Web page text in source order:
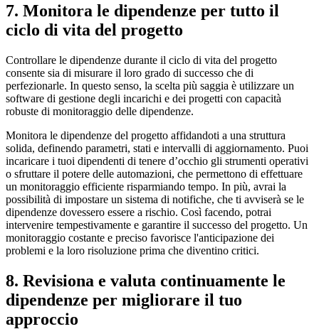
7. Monitora le dipendenze per tutto il
ciclo di vita del progetto
Controllare le dipendenze durante il ciclo di vita del progetto
consente sia di misurare il loro grado di successo che di
perfezionarle. In questo senso, la scelta più saggia è utilizzare un
software di gestione degli incarichi e dei progetti con capacità
robuste di monitoraggio delle dipendenze.
Monitora le dipendenze del progetto affidandoti a una struttura
solida, definendo parametri, stati e intervalli di aggiornamento. Puoi
incaricare i tuoi dipendenti di tenere d’occhio gli strumenti operativi
o sfruttare il potere delle automazioni, che permettono di effettuare
un monitoraggio efficiente risparmiando tempo. In più, avrai la
possibilità di impostare un sistema di notifiche, che ti avviserà se le
dipendenze dovessero essere a rischio. Così facendo, potrai
intervenire tempestivamente e garantire il successo del progetto. Un
monitoraggio costante e preciso favorisce l'anticipazione dei
problemi e la loro risoluzione prima che diventino critici.
8. Revisiona e valuta continuamente le
dipendenze per migliorare il tuo
approccio